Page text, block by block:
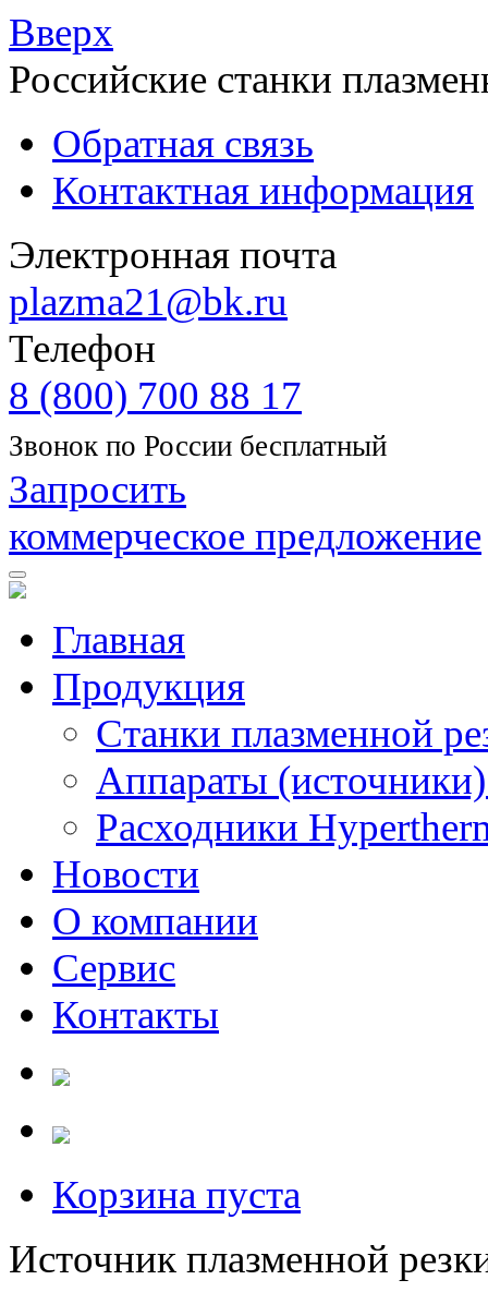
Вверх
Российские станки
Обратная связь
Контактная информация
Электронная почта
plazma21@bk.ru
Телефон
8 (800) 700 88 17
Звонок по России бесплатный
Запросить
коммерческое предложение
Главная
Продукция
Станки плазменной
Аппараты
Расходники
Новости
О компании
Сервис
Контакты
Корзина пуста
Источник плазменной